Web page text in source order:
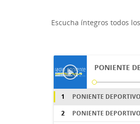
Escucha íntegros todos los
PONIENTE
1
PONIENTE
2
PONIENTE